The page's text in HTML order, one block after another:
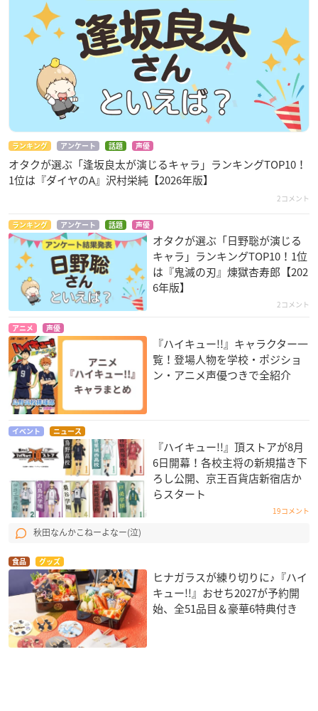
ランキング アンケート 話題 声優
オタクが選ぶ「逢坂良太が演じるキャラ」ランキングTOP10！
1位は『ダイヤのA』沢村栄純【2026年版】
2コメント
ランキング アンケート 話題 声優
オタクが選ぶ「日野聡が演じる
キャラ」ランキングTOP10！1位
は『鬼滅の刃』煉󠄁獄杏寿郎【202
6年版】
2コメント
アニメ 声優
『ハイキュー!!』キャラクター一
覧！登場人物を学校・ポジショ
ン・アニメ声優つきで全紹介
イベント ニュース
『ハイキュー!!』頂ストアが8月
6日開幕！各校主将の新規描き下
ろし公開、京王百貨店新宿店か
らスタート
19コメント
秋田なんかこねーよなー(泣)
食品 グッズ
ヒナガラスが練り切りに♪『ハイ
キュー!!』おせち2027が予約開
始、全51品目＆豪華6特典付き